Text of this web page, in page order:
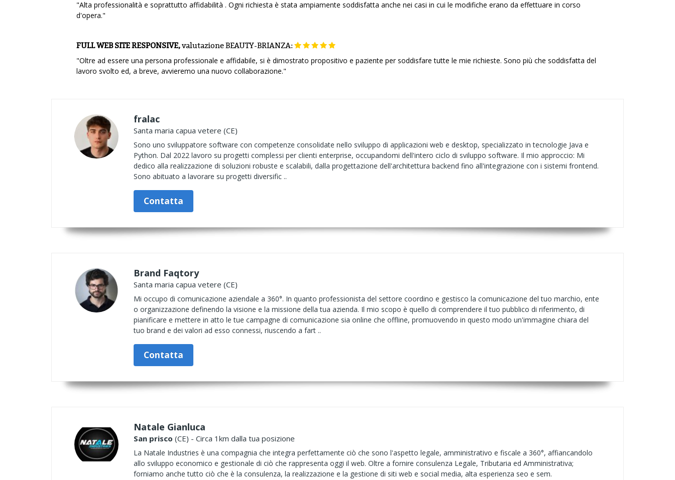
"Alta professionalità e soprattutto affidabilità . Ogni richiesta è stata ampiamente soddisfatta anche nei casi in cui le modifiche erano da effettuare in corso
d'opera."
FULL WEB SITE RESPONSIVE,valutazioneBEAUTY-BRIANZA:
"Oltre ad essere una persona professionale e affidabile, si è dimostrato propositivo e paziente per soddisfare tutte le mie richieste. Sono più che soddisfatta del
lavoro svolto ed, a breve, avvieremo una nuovo collaborazione."
fralac
Santa maria capua vetere (CE)
Sono uno sviluppatore software con competenze consolidate nello sviluppo di applicazioni web e desktop, specializzato in tecnologie Java e
Python. Dal 2022 lavoro su progetti complessi per clienti enterprise, occupandomi dell'intero ciclo di sviluppo software. Il mio approccio: Mi
dedico alla realizzazione di soluzioni robuste e scalabili, dalla progettazione dell'architettura backend fino all'integrazione con i sistemi frontend.
Sono abituato a lavorare su progetti diversific ..
Contatta
Brand Faqtory
Santa maria capua vetere (CE)
Mi occupo di comunicazione aziendale a 360°. In quanto professionista del settore coordino e gestisco la comunicazione del tuo marchio, ente
o organizzazione definendo la visione e la missione della tua azienda. Il mio scopo è quello di comprendere il tuo pubblico di riferimento, di
pianificare e mettere in atto le tue campagne di comunicazione sia online che offline, promuovendo in questo modo un'immagine chiara del
tuo brand e dei valori ad esso connessi, riuscendo a fart ..
Contatta
Natale Gianluca
San prisco (CE) - Circa 1km dalla tua posizione
La Natale Industries è una compagnia che integra perfettamente ciò che sono l'aspetto legale, amministrativo e fiscale a 360°, affiancandolo
allo sviluppo economico e gestionale di ciò che rappresenta oggi il web. Oltre a fornire consulenza Legale, Tributaria ed Amministrativa;
forniamo anche tutto ciò che è la consulenza, la realizzazione e la gestione di siti web e social media, alta esperienza seo e sem.